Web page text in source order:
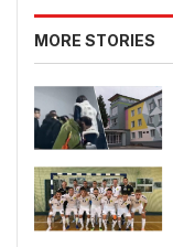
MORE STORIES